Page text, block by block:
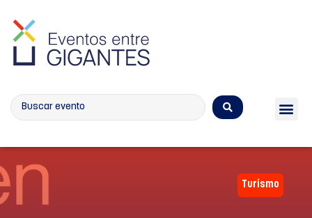
Turismo